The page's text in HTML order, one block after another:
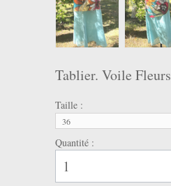
Tablier. Voile
Taille :
36
Quantité :